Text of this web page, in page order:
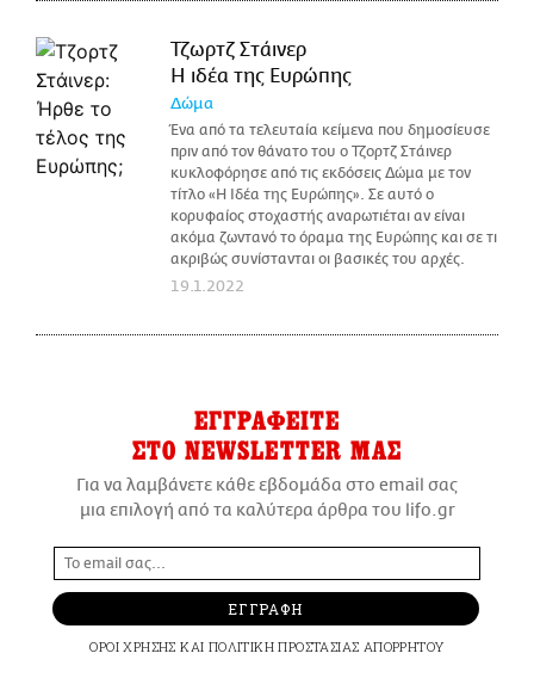
Τζωρτζ Στάινερ
H ιδέα της Ευρώπης
Δώμα
Ένα από τα τελευταία κείμενα που δημοσίευσε
πριν από τον θάνατο του ο Τζορτζ Στάινερ
κυκλοφόρησε από τις εκδόσεις Δώμα με τον
τίτλο «Η Ιδέα της Ευρώπης». Σε αυτό ο
κορυφαίος στοχαστής αναρωτιέται αν είναι
ακόμα ζωντανό το όραμα της Ευρώπης και σε τι
ακριβώς συνίστανται οι βασικές του αρχές.
19.1.2022
ΕΓΓΡΑΦΕΙΤΕ
ΣΤΟ NEWSLETTER ΜΑΣ
Για να λαμβάνετε κάθε εβδομάδα στο email σας
μια επιλογή από τα καλύτερα άρθρα του lifo.gr
ΕΓΓΡΑΦΗ
ΟΡΟΙ ΧΡΗΣΗΣ ΚΑΙ ΠΟΛΙΤΙΚΗ ΠΡΟΣΤΑΣΙΑΣ ΑΠΟΡΡΗΤΟΥ